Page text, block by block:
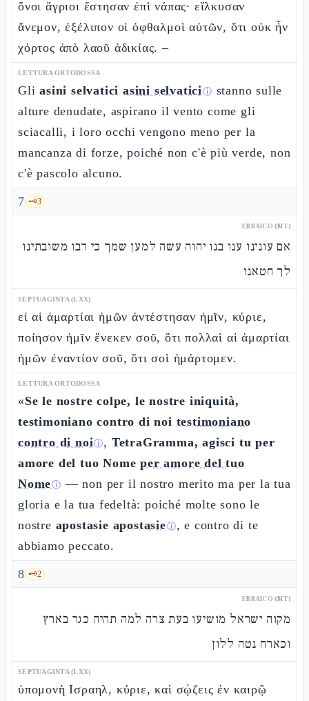
ὄνοι ἄγριοι ἔστησαν ἐπὶ νάπας· εἵλκυσαν
ἄνεμον, ἐξέλιπον οἱ ὀφθαλμοὶ αὐτῶν, ὅτι οὐκ ἦν
χόρτος ἀπὸ λαοῦ ἀδικίας. –
LETTURA ORTODOSSA
Gliasini selvatici asini selvaticiⓘ stanno sulle
alture denudate, aspirano il vento come gli
sciacalli, i loro occhi vengono meno per la
mancanza di forze, poiché non c'è più verde, non
c'è pascolo alcuno.
7 🗝️3
EBRAICO (MT)
אם עונינו ענו בנו יהוה עשה למען שמך כי רבו משובתינו
לך חטאנו
SEPTUAGINTA (LXX)
εἰ αἱ ἁμαρτίαι ἡμῶν ἀντέστησαν ἡμῖν, κύριε,
ποίησον ἡμῖν ἕνεκεν σοῦ, ὅτι πολλαὶ αἱ ἁμαρτίαι
ἡμῶν ἐναντίον σοῦ, ὅτι σοὶ ἡμάρτομεν.
LETTURA ORTODOSSA
«Se le nostre colpe, le nostre iniquità,
testimoniano contro di noi testimoniano
contro di noiⓘ, TetraGramma, agisci tu per
amore del tuo Nome per amore del tuo
Nomeⓘ — non per il nostro merito ma per la tua
gloria e la tua fedeltà: poiché molte sono le
nostre apostasie apostasieⓘ, e contro di te
abbiamo peccato.
8 🗝️2
EBRAICO (MT)
מקוה ישראל מושיעו בעת צרה למה תהיה כגר בארץ
וכארח נטה ללון
SEPTUAGINTA (LXX)
ὑπομονὴ Ισραηλ, κύριε, καὶ σῴζεις ἐν καιρῷ